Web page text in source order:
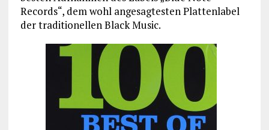
Records“, dem wohl angesagtesten Plattenlabel
der traditionellen Black Music.